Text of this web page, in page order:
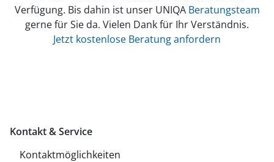
Verfügung. Bis dahin ist unser UNIQA Beratungsteam
gerne für Sie da. Vielen Dank für Ihr Verständnis.
Jetzt kostenlose Beratung anfordern
Kontakt & Service
Kontaktmöglichkeiten